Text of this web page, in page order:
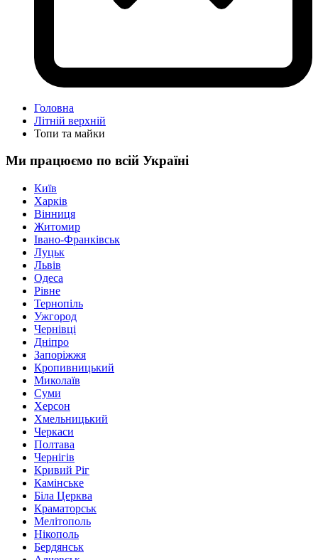
Головна
Літній верхній
Топи та майки
Ми працюємо по всій Україні
Київ
Харків
Вінниця
Житомир
Івано-Франківськ
Луцьк
Львів
Одеса
Рівне
Тернопіль
Ужгород
Чернівці
Дніпро
Запоріжжя
Кропивницький
Миколаїв
Суми
Херсон
Хмельницький
Черкаси
Полтава
Чернігів
Кривий Ріг
Камінське
Біла Церква
Краматорськ
Мелітополь
Нікополь
Бердянськ